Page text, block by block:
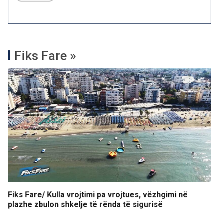
Fiks Fare »
Fiks Fare/ Kulla vrojtimi pa vrojtues, vëzhgimi në
plazhe zbulon shkelje të rënda të sigurisë